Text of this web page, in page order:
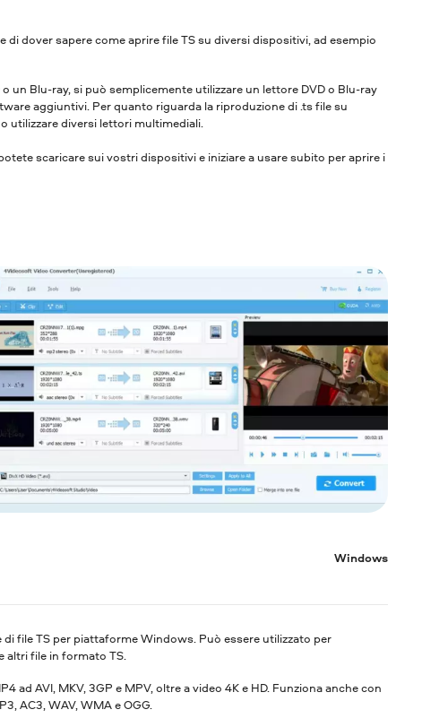
di dover sapere come aprire file TS su diversi dispositivi, ad esempio
un Blu-ray, si può semplicemente utilizzare un lettore DVD o Blu-ray
aggiuntivi. Per quanto riguarda la riproduzione di .ts file su
utilizzare diversi lettori multimediali.
scaricare sui vostri dispositivi e iniziare a usare subito per aprire i
Windows
file TS per piattaforme Windows. Può essere utilizzato per
altri file in formato TS.
ad AVI, MKV, 3GP e MPV, oltre a video 4K e HD. Funziona anche con
AC3, WAV, WMA e OGG.